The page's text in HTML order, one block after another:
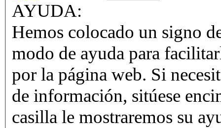
AYUDA:
Hemos colocado un signo
modo de ayuda para
por la página web. Si
de información, sitúese
casilla le mostraremos su